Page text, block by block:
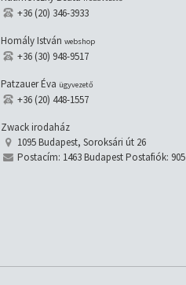
+36 (20) 346-3933
Homály István webshop
+36 (30) 948-9517
Patzauer Éva ügyvezető
+36 (20) 448-1557
Zwack irodaház
1095 Budapest, Soroksári út 26
Postacím: 1463 Budapest Postafiók: 905